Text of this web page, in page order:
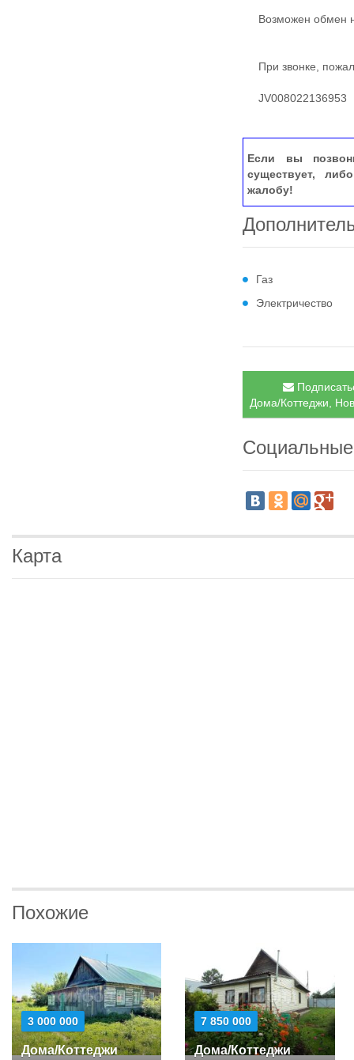
Возможен обмен
При звонке,
JV008022136953
Если вы
существует,
жалобу!
Газ
Электричество
Дома/Коттеджи,
Карта
Похожие
3 000 000
Дома/Коттеджи
7 850 000
Дома/Коттеджи